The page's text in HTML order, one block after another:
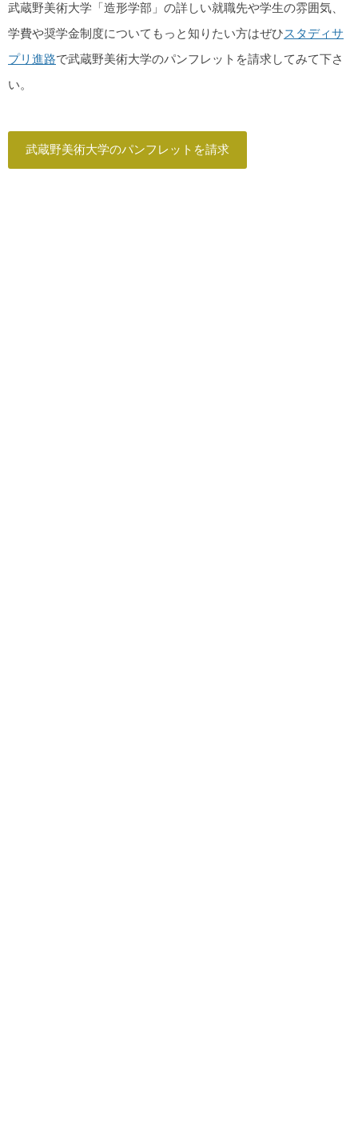
武蔵野美術大学「造形学部」の詳しい就職先や学生の雰囲気、
学費や奨学金制度についてもっと知りたい方はぜひスタディサ
プリ進路で武蔵野美術大学のパンフレットを請求してみて下さ
い。
武蔵野美術大学のパンフレットを請求